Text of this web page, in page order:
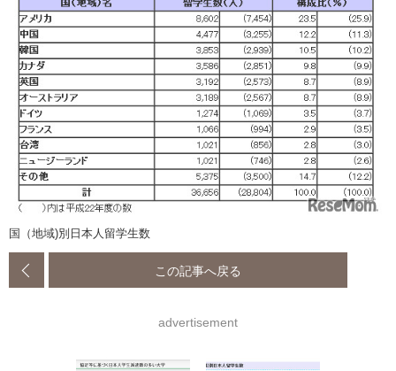
国（地域)別日本人留学生数
この記事へ戻る
advertisement